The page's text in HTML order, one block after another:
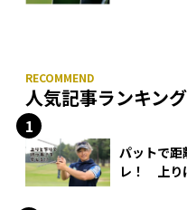
人気記事ランキング
パットで距
レ！ 上り